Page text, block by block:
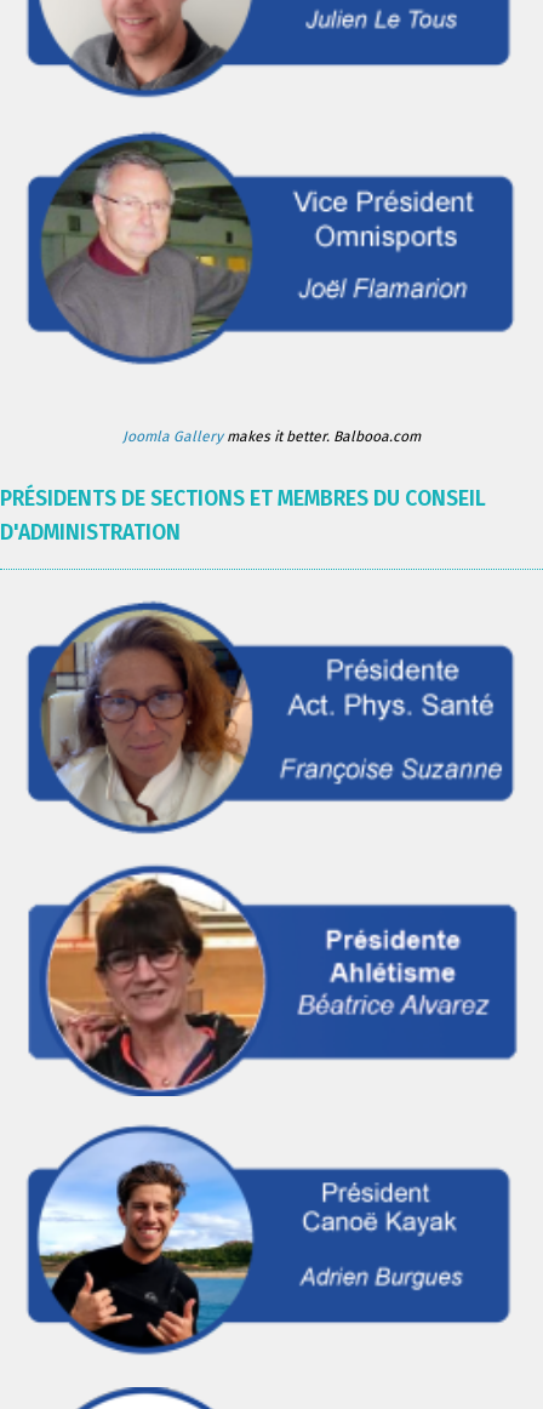
Joomla Gallerymakes it better. Balbooa.com
PRÉSIDENTS DE SECTIONS ET MEMBRES DU CONSEIL
D'ADMINISTRATION